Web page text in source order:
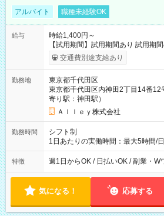
アルバイト 職種未経験OK
給与
時給1,400円～
【試用期間】試用期間あり 試用期
給与は本採用時と同じです。
交通費別途支給あり
勤務地
東京都千代田区
東京都千代田区内神田2丁目14番
寄り駅：神田駅）
Ａｌｌｅｙ株式会社
勤務時間
シフト制
1日あたりの実働時間：最大5時間/
実働時間：1-5時間 └上記の時間帯
能！ └平日・土曜日の中で、お好き
18:00 などのように、自由な働
特徴 週1日からOK / 日払いOK / 副業・W
気になる！ 応募する